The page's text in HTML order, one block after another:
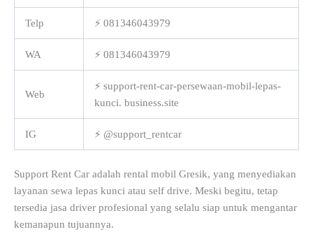
Telp ⚡ 081346043979
WA ⚡ 081346043979
Web
⚡ support-rent-car-persewaan-mobil-lepas-
kunci. business.site
IG ⚡ @support_rentcar
Support Rent Car adalah rental mobil Gresik, yang menyediakan
layanan sewa lepas kunci atau self drive. Meski begitu, tetap
tersedia jasa driver profesional yang selalu siap untuk mengantar
kemanapun tujuannya.